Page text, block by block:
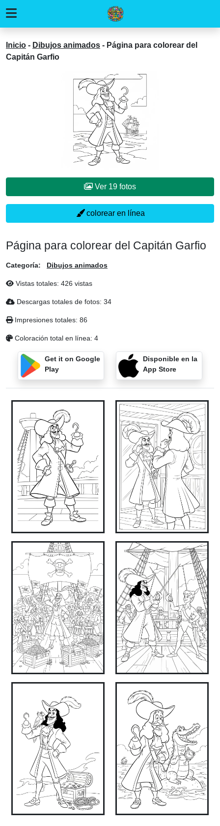
Inicio - Dibujos animados - Página para colorear del
Capitán Garfio
Ver 19 fotos
colorear en línea
Página para colorear del Capitán Garfio
Categoría: Dibujos animados
Vistas totales: 426 vistas
Descargas totales de fotos: 34
Impresiones totales: 86
Coloración total en línea: 4
Get it on Google
Play
Disponible en la
App Store